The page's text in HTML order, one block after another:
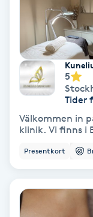
Gruppträning
Gua Sha-massage
Hatha Yoga
Headspa
Healing
Herrklippning
5
Tider
Välkommen in
klinik. Vi finns i
Presentkort